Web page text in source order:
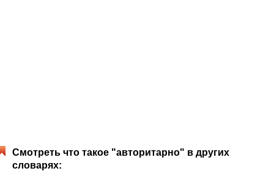
Смотреть что такое "авторитарно" в других
словарях: